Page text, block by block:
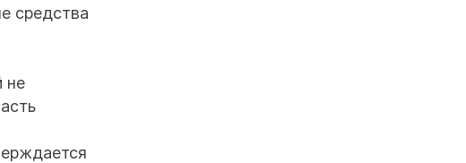
средства
не